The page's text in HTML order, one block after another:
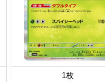
1枚